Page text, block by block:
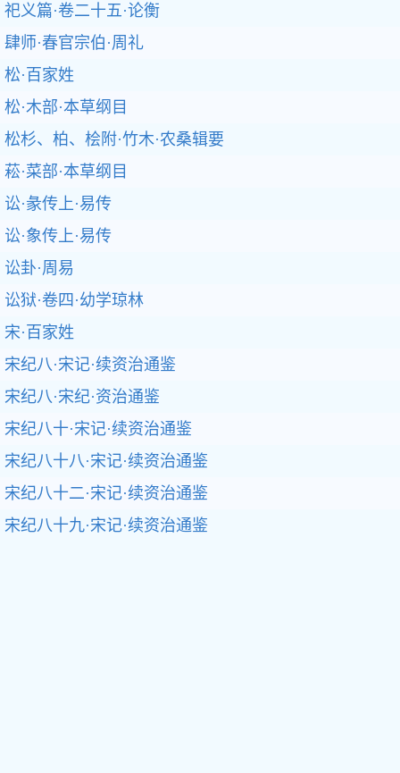
祀义篇·卷二十五·论衡
肆师·春官宗伯·周礼
松·百家姓
松·木部·本草纲目
松杉、柏、桧附·竹木·农桑辑要
菘·菜部·本草纲目
讼·彖传上·易传
讼·象传上·易传
讼卦·周易
讼狱·卷四·幼学琼林
宋·百家姓
宋纪八·宋记·续资治通鉴
宋纪八·宋纪·资治通鉴
宋纪八十·宋记·续资治通鉴
宋纪八十八·宋记·续资治通鉴
宋纪八十二·宋记·续资治通鉴
宋纪八十九·宋记·续资治通鉴